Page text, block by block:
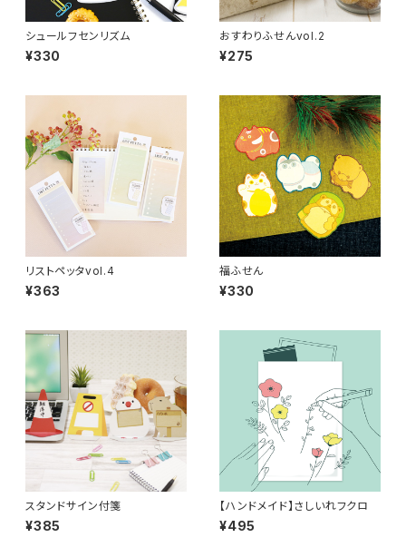
シュールフセンリズム
¥330
おすわりふせんvol.2
¥275
リストペッタvol.4
¥363
福ふせん
¥330
スタンドサイン付箋
¥385
【ハンドメイド】さしいれフクロ
¥495